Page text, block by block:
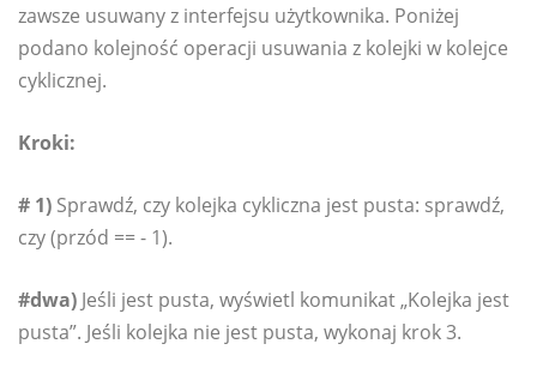
zawsze usuwany z interfejsu użytkownika. Poniżej
podano kolejność operacji usuwania z kolejki w kolejce
cyklicznej.
Kroki:
# 1) Sprawdź, czy kolejka cykliczna jest pusta: sprawdź,
czy (przód == - 1).
#dwa) Jeśli jest pusta, wyświetl komunikat „Kolejka jest
pusta”. Jeśli kolejka nie jest pusta, wykonaj krok 3.